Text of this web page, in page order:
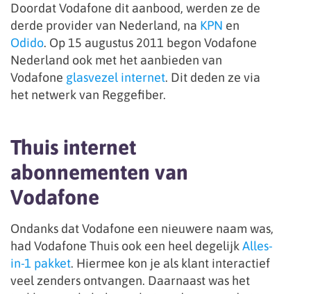
Doordat Vodafone dit aanbood, werden ze de
derde provider van Nederland, na KPN en
Odido. Op 15 augustus 2011 begon Vodafone
Nederland ook met het aanbieden van
Vodafone glasvezel internet. Dit deden ze via
het netwerk van Reggefiber.
Thuis internet
abonnementen van
Vodafone
Ondanks dat Vodafone een nieuwere naam was,
had Vodafone Thuis ook een heel degelijk Alles-
in-1 pakket. Hiermee kon je als klant interactief
veel zenders ontvangen. Daarnaast was het